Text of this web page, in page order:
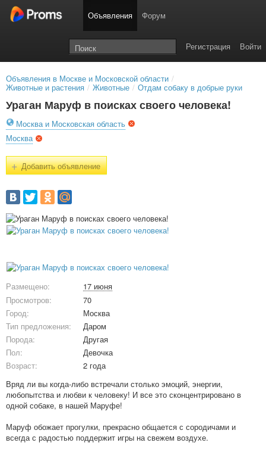
Объявления Форум
Войти
Регистрация
Объявления в Москве и Московской области /
Животные и растения / Животные / Отдам собаку в добрые руки
Ураган Маруф в поисках своего человека!
Москва и Московская область
Москва
+Добавить объявление
Размещено:
17 июня
Просмотров:
70
Город:
Москва
Тип предложения:
Даром
Порода:
Другая
Пол:
Девочка
Возраст:
2 года
Вряд ли вы когда-либо встречали столько эмоций, энергии,
любопытства и любви к человеку! И все это сконцентрировано в
одной собаке, в нашей Маруфе!
Маруф обожает прогулки, прекрасно общается с сородичами и
всегда с радостью поддержит игры на свежем воздухе.